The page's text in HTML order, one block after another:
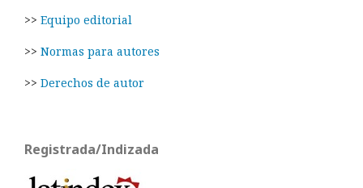
>> Equipo editorial
>> Normas para autores
>> Derechos de autor
Registrada/Indizada